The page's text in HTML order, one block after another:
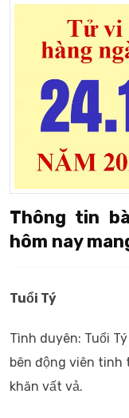
Thông tin
hôm nay
Tuổi Tý
Tình duyên: Tuổi
bên động viên tinh
khăn vất vả.